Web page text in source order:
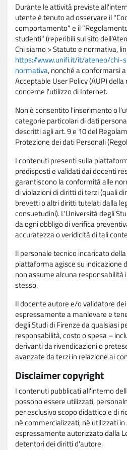
Durante le attività previste
utente è tenuto ad osservare il
comportamento" e il
studenti" (reperibili sul sito
Chi siamo > Statuto e normativa,
https://www.unifi.it/it/ateneo/
normativa, nonché a conformarsi
Acceptable User Policy (AUP)
concerne l'utilizzo di Internet.
Non è consentito l'inserimento o
categorie particolari di dati
descritti agli art. 9 e 10 del
Protezione dei dati Personali
I contenuti presenti sulla
predisposti e validati dai docenti
garantiscono la conformità alle
di violazioni di diritti di terzi (quali
brevetti o altri diritti tutelati dalla
consuetudini). L'Università degli
da ogni obbligo di verifica
accuratezza o veridicità di tali
Il personale tecnico incaricato
piattaforma agisce su indicazione
non assume alcuna
stesso.
Il docente autore e/o validatore
espressamente a manlevare e
degli Studi di Firenze da qualsiasi
responsabilità, costo o spesa –
derivanti da rivendicazioni o
avanzate da terzi in relazione ai
Disclaimer copyright
I contenuti pubblicati all'interno
possono essere utilizzati,
per esclusivo scopo didattico e di
né commercializzati, né utilizzati
espressamente autorizzato dalla
detentori dei diritti d'autore.